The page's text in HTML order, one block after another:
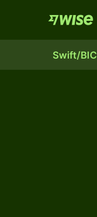
Swift/BIC